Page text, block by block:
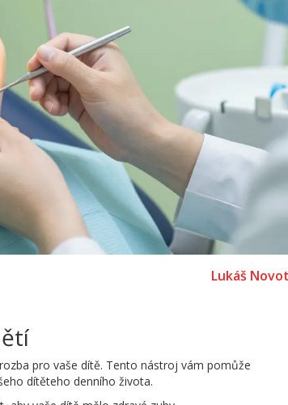
Lukáš
pro vaše dítě. Tento nástroj vám pomůže
dítěteho denního života.